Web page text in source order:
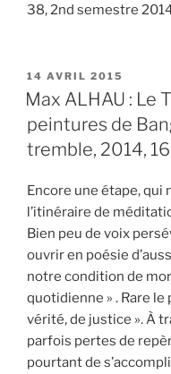
38, 2nd semestre
PUBLIÉ
LE
14 AVRIL 2015
Max ALHAU : Le
peintures de
tremble, 2014, 16
Encore une étape, qui
l’itinéraire de
Bien peu de voix
ouvrir en poésie
notre condition de
quotidienne » . Rare
vérité, de justice ». À
parfois pertes de
pourtant de